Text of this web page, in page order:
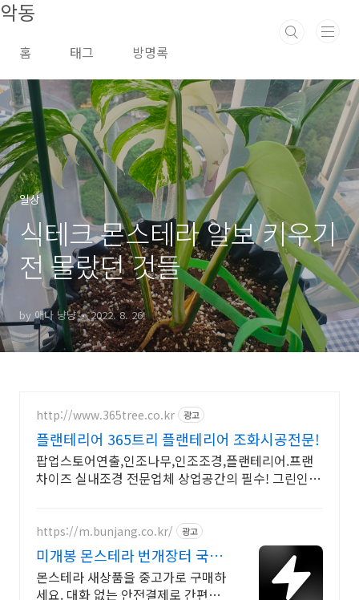
본문 바로가기
악동
홈 태그 방명록
일상
식테크 몬스테라 알보 키우기
전 몰랐던 것들
by 애나 냥냥 2022. 8. 26.
http://www.365tree.co.kr 광고
플랜테리어 365트리 플랜테리어 조화시공전문!
팝업스토어연출,인조나무,인조조경,플랜테리어.프랜
차이즈 실내조경 전문업체 상업공간의 필수! 그린인테
https://m.bunjang.co.kr/ 광고
미개봉 몬스테라 번개장터 국내
최대 브랜드 중고거래
몬스테라 새상품을 중고가로 구매하
세요. 대화 없는 안전결제로 간편하